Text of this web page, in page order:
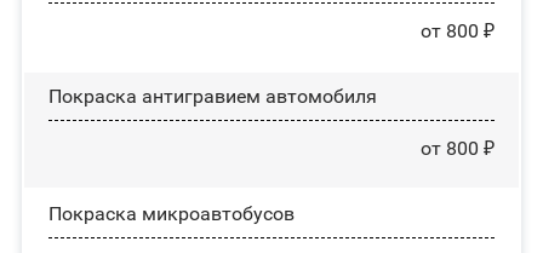
от 800 ₽
Покраска антигравием автомобиля
от 800 ₽
Покраска микроавтобусов